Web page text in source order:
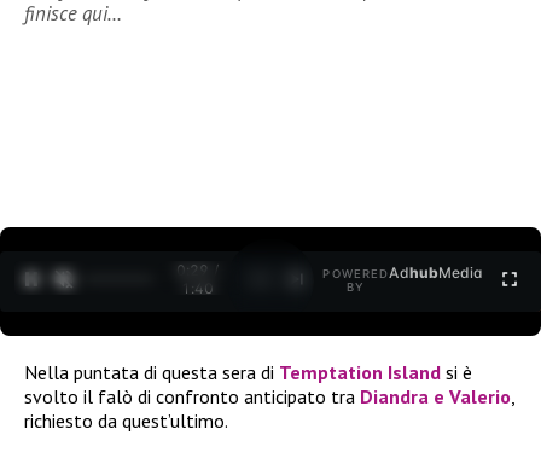
finisce qui…
0:30 /
1:40
POWERED
BY
AdhubMedia
Nella puntata di questa sera di Temptation Island si è
svolto il falò di confronto anticipato tra Diandra e Valerio
richiesto da quest’ultimo.